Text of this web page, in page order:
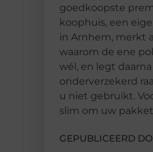
goedkoopste
koophuis, een
in Arnhem, merkt
waarom de ene
wél, en legt
onderverzekerd
u niet gebruikt.
slim om uw
GEPUBLICEERD